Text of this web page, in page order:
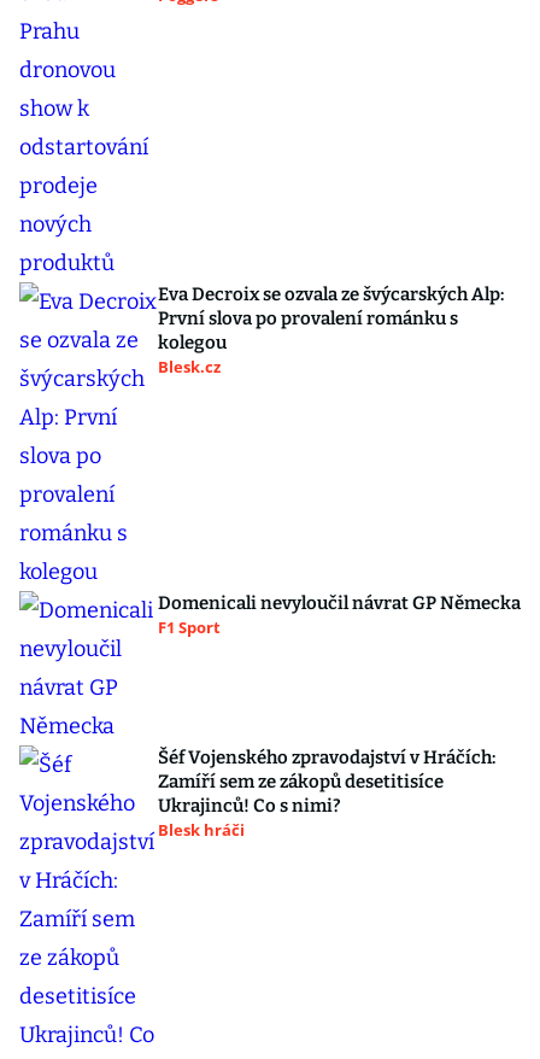
Eva Decroix se ozvala ze švýcarských Alp:
První slova po provalení románku s
kolegou
Blesk.cz
Domenicali nevyloučil návrat GP Německa
F1 Sport
Šéf Vojenského zpravodajství v Hráčích:
Zamíří sem ze zákopů desetitisíce
Ukrajinců! Co s nimi?
Blesk hráči